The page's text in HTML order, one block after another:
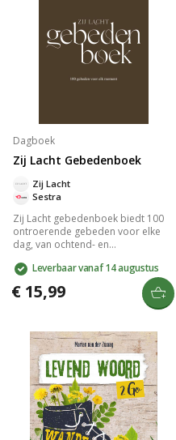
Dagboek
Zij Lacht Gebedenboek
Sestra
Zij Lacht
Zij Lacht gebedenboek biedt 100
ontroerende gebeden voor elke
dag, van ochtend- en
onrust, verdriet en perfectionisme.
Het compacte formaat van 12 x 15
cm maakt het perfect voor
onderweg. Laat je inspireren door
dagelijks leven raken en je
spiritueel voeden.
Leverbaar vanaf 14 augustus
€ 15,99